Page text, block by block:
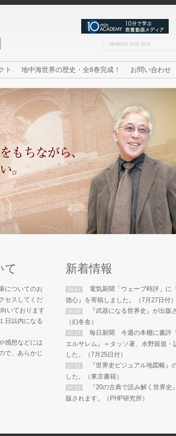
ト 地中海世界の歴史・全8巻完成！ お問い合わせ
て
についてのお
セスしてくだ
いております
日以内になる
感想などには
で、あらかじ
新着情報
08.07
電気新聞「ウェーブ時評」に
徳心』を寄稿しました。（7月27日付）
08.06
『武器になる世界史』が出版
（幻冬舎）
07.27
毎日新聞 今週の本棚に書評
エルサレム』＝タッソ著、水野留規・
した。（7月25日付）
07.21
『世界史ビジュアル地図帳』
した。（東京書籍）
07.13
『20の古典で読み解く世界史
版されます。（PHP研究所）